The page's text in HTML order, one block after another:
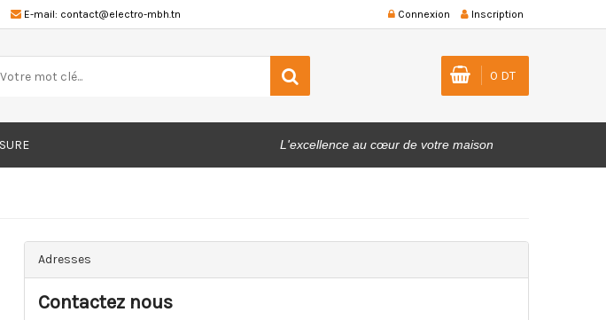
E-mail: contact@electro-mbh.tn Inscription
Connexion
0 DT
L'excellence au cœur de votre maison
Adresses
Contactez nous